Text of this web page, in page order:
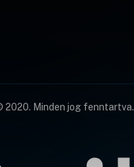
2020. Minden jog fenntartva.